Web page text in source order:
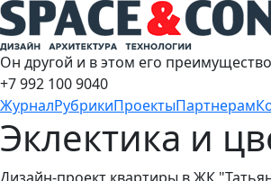
Он другой и в этом его
+7 992 100 9040
ЖурналРубрикиПроектыПартнерам
Эклектика и